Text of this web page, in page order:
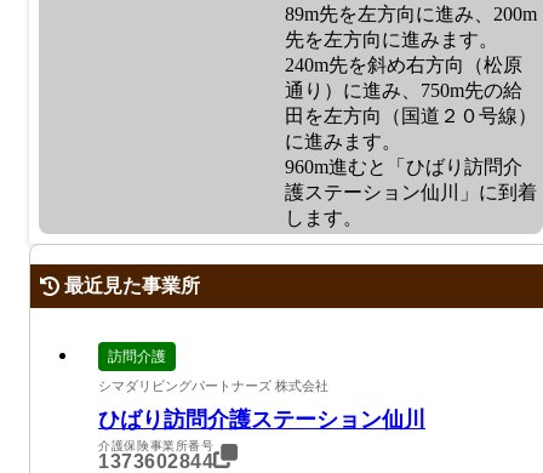
89m先を左方向に進み、200m
先を左方向に進みます。
240m先を斜め右方向（松原
通り）に進み、750m先の給
田を左方向（国道２０号線）
に進みます。
960m進むと「ひばり訪問介
護ステーション仙川」に到着
します。
最近見た事業所
訪問介護
シマダリビングパートナーズ 株式会社
ひばり訪問介護ステーション仙川
介護保険事業所番号
1373602844